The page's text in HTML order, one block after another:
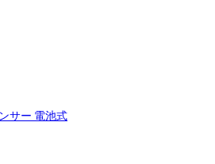
サー 電池式